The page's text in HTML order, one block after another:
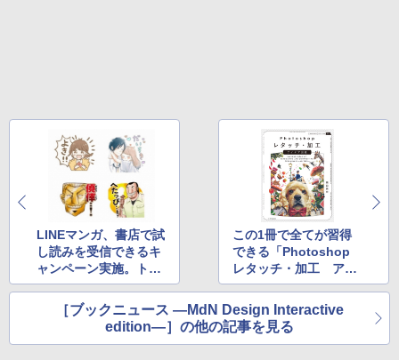
LINEマンガ、書店で試
し読みを受信できるキ
ャンペーン実施。トネ
ガワやハンチョウのス
タンプもらえる
この1冊で全てが習得
できる「Photoshop
レタッチ・加工 アイ
デア図鑑」発売
［ブックニュース ―MdN Design Interactive
edition―］の他の記事を見る